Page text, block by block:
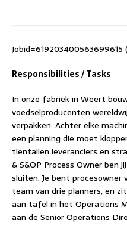
Jobid=619203400563699615
Responsibilities / Tasks
In onze fabriek in Weert
voedselproducenten
verpakken. Achter elke
een planning die moet
tientallen leveranciers en
& S&OP Process Owner ben
sluiten. Je bent procesowner
team van drie planners, en
aan tafel in het Operations
aan de Senior Operations